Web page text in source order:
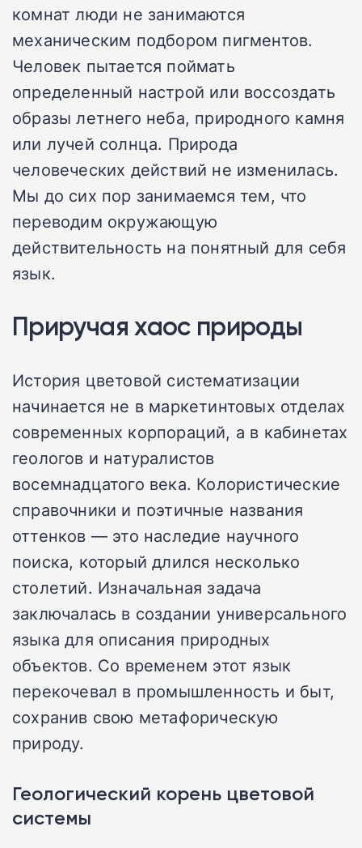
комнат люди не занимаются
механическим подбором пигментов.
Человек пытается поймать
определенный настрой или воссоздать
образы летнего неба, природного камня
или лучей солнца. Природа
человеческих действий не изменилась.
Мы до сих пор занимаемся тем, что
переводим окружающую
действительность на понятный для себя
язык.
Приручая хаос природы
История цветовой систематизации
начинается не в маркетинтовых отделах
современных корпораций, а в кабинетах
геологов и натуралистов
восемнадцатого века. Колористические
справочники и поэтичные названия
оттенков — это наследие научного
поиска, который длился несколько
столетий. Изначальная задача
заключалась в создании универсального
языка для описания природных
объектов. Со временем этот язык
перекочевал в промышленность и быт,
сохранив свою метафорическую
природу.
Геологический корень цветовой
системы